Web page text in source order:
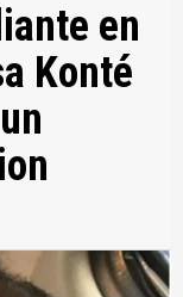
en
Konté